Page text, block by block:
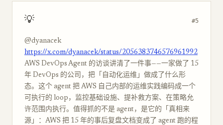
💡 #5
@dyanacek
https://x.com/dyanacek/status/2056383746576961992
AWS DevOps Agent 的访谈讲清了一件事——一家做了 15
年 DevOps 的公司，把「自动化运维」做成了什么形
态。这个 agent 把 AWS 自己内部的运维实践编码成一个
可执行的 loop，监控基础设施、提补救方案、在策略允
许范围内执行。值得抓的不是 agent，是它的「真相来
源」：AWS 把 15 年的事后复盘文档变成了 agent 跑的程